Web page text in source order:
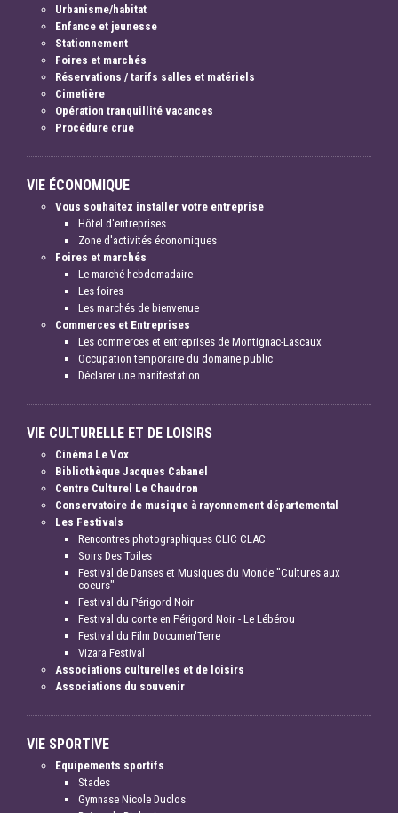
Urbanisme/habitat
Enfance et jeunesse
Stationnement
Foires et marchés
Réservations / tarifs salles et matériels
Cimetière
Opération tranquillité vacances
Procédure crue
VIE ÉCONOMIQUE
Vous souhaitez installer votre entreprise
Hôtel d'entreprises
Zone d'activités économiques
Foires et marchés
Le marché hebdomadaire
Les foires
Les marchés de bienvenue
Commerces et Entreprises
Les commerces et entreprises de Montignac-Lascaux
Occupation temporaire du domaine public
Déclarer une manifestation
VIE CULTURELLE ET DE LOISIRS
Cinéma Le Vox
Bibliothèque Jacques Cabanel
Centre Culturel Le Chaudron
Conservatoire de musique à rayonnement départemental
Les Festivals
Rencontres photographiques CLIC CLAC
Soirs Des Toiles
Festival de Danses et Musiques du Monde "Cultures aux
coeurs"
Festival du Périgord Noir
Festival du conte en Périgord Noir - Le Lébérou
Festival du Film Documen'Terre
Vizara Festival
Associations culturelles et de loisirs
Associations du souvenir
VIE SPORTIVE
Equipements sportifs
Stades
Gymnase Nicole Duclos